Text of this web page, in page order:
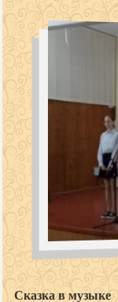
Сказка в музыке